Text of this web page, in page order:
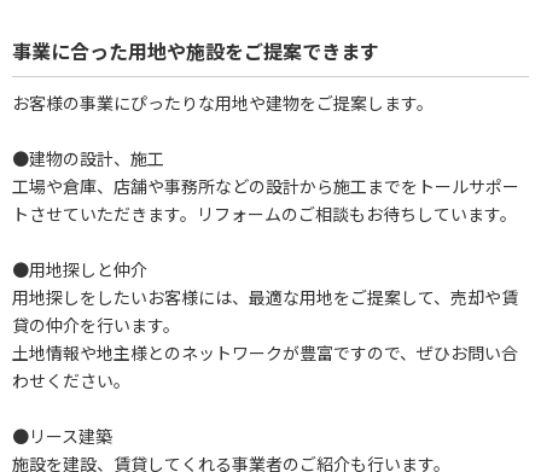
事業に合った用地や施設をご提案できます
お客様の事業にぴったりな用地や建物をご提案します。
●建物の設計、施工
工場や倉庫、店舗や事務所などの設計から施工までをトールサポー
トさせていただきます。リフォームのご相談もお待ちしています。
●用地探しと仲介
用地探しをしたいお客様には、最適な用地をご提案して、売却や賃
貸の仲介を行います。
土地情報や地主様とのネットワークが豊富ですので、ぜひお問い合
わせください。
●リース建築
施設を建設、賃貸してくれる事業者のご紹介も行います。